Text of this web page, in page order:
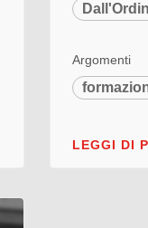
Argomenti
LEGGI DI